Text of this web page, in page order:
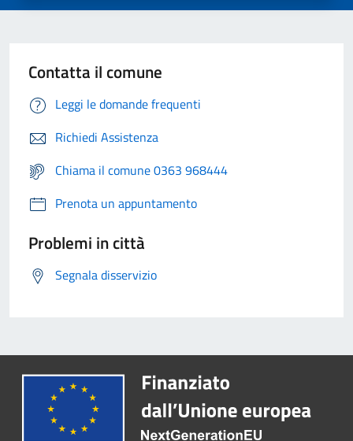
Contatta il comune
Leggi le domande frequenti
Richiedi Assistenza
Chiama il comune 0363 968444
Prenota un appuntamento
Problemi in città
Segnala disservizio